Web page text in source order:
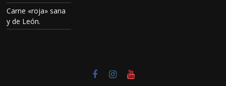
Carne «roja» sana
y de León.